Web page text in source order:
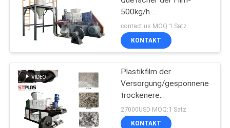
500kg/h
Plastiklandwirtschafts-
schmutzige Film-
Reinigungs-Linie
contact us MOQ:1 Satz
KONTAKT
Plastikfilm der
Versorgung/gesponnene
trockenere
Verdrängungsmaschine
der Taschenpressung
27000USD MOQ:1 Satz
KONTAKT